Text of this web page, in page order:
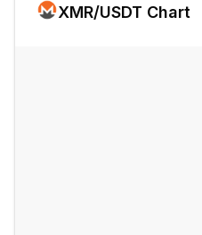
XMR/USDT Chart